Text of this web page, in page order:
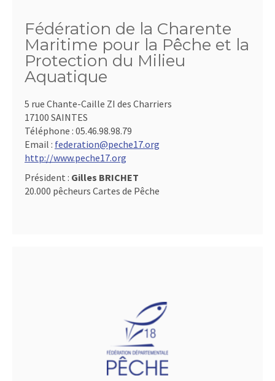
Fédération de la Charente
Maritime pour la Pêche et la
Protection du Milieu
Aquatique
5 rue Chante-Caille ZI des Charriers
17100 SAINTES
Téléphone : 05.46.98.98.79
Email : federation@peche17.org
http://www.peche17.org
Président : Gilles BRICHET
20.000 pêcheurs Cartes de Pêche